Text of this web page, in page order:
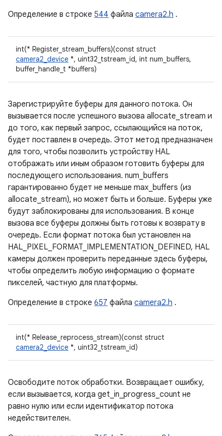
Определение в строке 544 файла camera2.h .
int(* Register_stream_buffers)(const struct
camera2_device *, uint32_tstream_id, int num_buffers,
buffer_handle_t *buffers)
Зарегистрируйте буферы для данного потока. Он
вызывается после успешного вызова allocate_stream и
до того, как первый запрос, ссылающийся на поток,
будет поставлен в очередь. Этот метод предназначен
для того, чтобы позволить устройству HAL
отображать или иным образом готовить буферы для
последующего использования. num_buffers
гарантированно будет не меньше max_buffers (из
allocate_stream), но может быть и больше. Буферы уже
будут заблокированы для использования. В конце
вызова все буферы должны быть готовы к возврату в
очередь. Если формат потока был установлен на
HAL_PIXEL_FORMAT_IMPLEMENTATION_DEFINED, HAL
камеры должен проверить переданные здесь буферы,
чтобы определить любую информацию о формате
пикселей, частную для платформы.
Определение в строке 657 файла camera2.h .
int(* Release_reprocess_stream)(const struct
camera2_device *, uint32_tstream_id)
Освободите поток обработки. Возвращает ошибку,
если вызывается, когда get_in_progress_count не
равно нулю или если идентификатор потока
недействителен.